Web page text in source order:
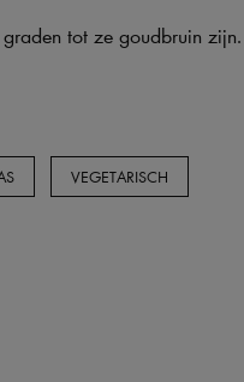
tot ze goudbruin zijn.
VEGETARISCH